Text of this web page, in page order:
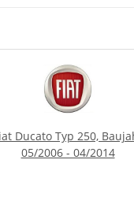
Ducato Typ 250,
05/2006 - 04/2014